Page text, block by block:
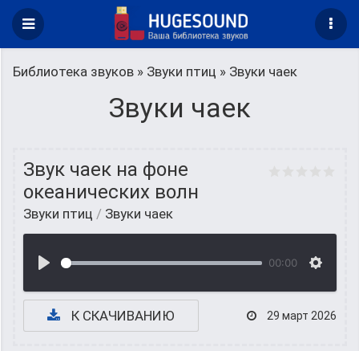
Библиотека звуков » Звуки птиц » Звуки чаек
Звуки чаек
Звук чаек на фоне
океанических волн
Звуки птиц / Звуки чаек
00:00
К СКАЧИВАНИЮ 29 март 2026